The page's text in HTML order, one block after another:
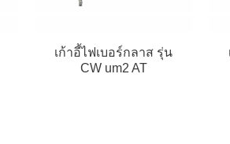
เก้าอี้ไฟเบอร์กลาส รุ่น
CW um2 AT